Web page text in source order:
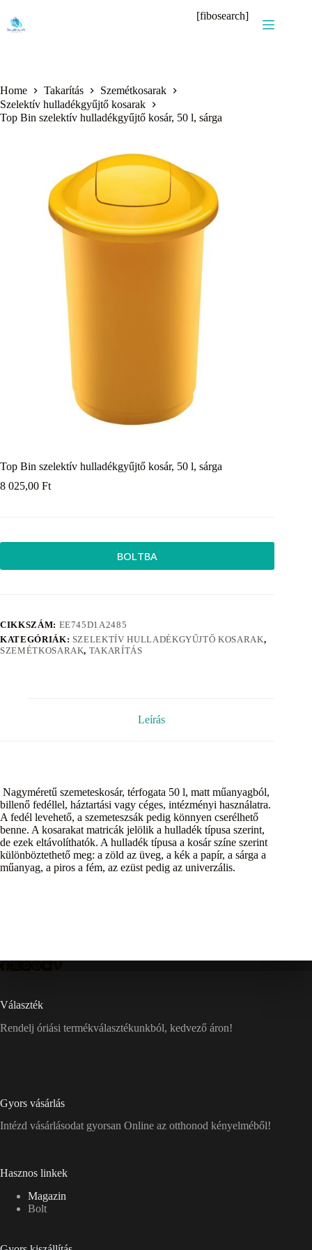
content
[fibosearch]
Home Takarítás
Szemétkosarak
Szelektív hulladékgyűjtő kosarak
Top Bin szelektív hulladékgyűjtő kosár, 50 l, sárga
Top Bin szelektív hulladékgyűjtő kosár, 50 l, sárga
8 025,00 Ft
BOLTBA
CIKKSZÁM: EE745D1A2485
KATEGÓRIÁK: SZELEKTÍV HULLADÉKGYŰJTŐ KOSARAK,
SZEMÉTKOSARAK, TAKARÍTÁS
Leírás
Nagyméretű szemeteskosár, térfogata 50 l, matt műanyagból,
billenő fedéllel, háztartási vagy céges, intézményi használatra.
A fedél levehető, a szemeteszsák pedig könnyen cserélhető
benne. A kosarakat matricák jelölik a hulladék típusa szerint,
de ezek eltávolíthatók. A hulladék típusa a kosár színe szerint
különböztethető meg: a zöld az üveg, a kék a papír, a sárga a
műanyag, a piros a fém, az ezüst pedig az univerzális.
Választék
Rendelj óriási termékválasztékunkból, kedvező áron!
Gyors vásárlás
Intézd vásárlásodat gyorsan Online az otthonod kényelméből!
Hasznos linkek
Magazin
Bolt